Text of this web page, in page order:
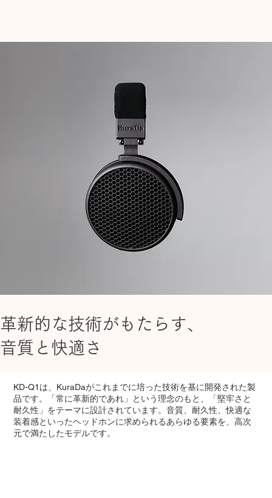
革新的な技術がもたらす、
音質と快適さ
KD-Q1は、KuraDaがこれまでに培った技術を基に開発された製
品です。「常に革新的であれ」という理念のもと、「堅牢さと
耐久性」をテーマに設計されています。音質、耐久性、快適な
装着感といったヘッドホンに求められるあらゆる要素を、高次
元で満たしたモデルです。